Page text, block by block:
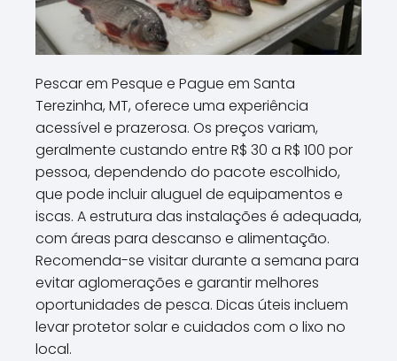
Pescar em Pesque e Pague em Santa
Terezinha, MT, oferece uma experiência
acessível e prazerosa. Os preços variam,
geralmente custando entre R$ 30 a R$ 100 por
pessoa, dependendo do pacote escolhido,
que pode incluir aluguel de equipamentos e
iscas. A estrutura das instalações é adequada,
com áreas para descanso e alimentação.
Recomenda-se visitar durante a semana para
evitar aglomerações e garantir melhores
oportunidades de pesca. Dicas úteis incluem
levar protetor solar e cuidados com o lixo no
local.